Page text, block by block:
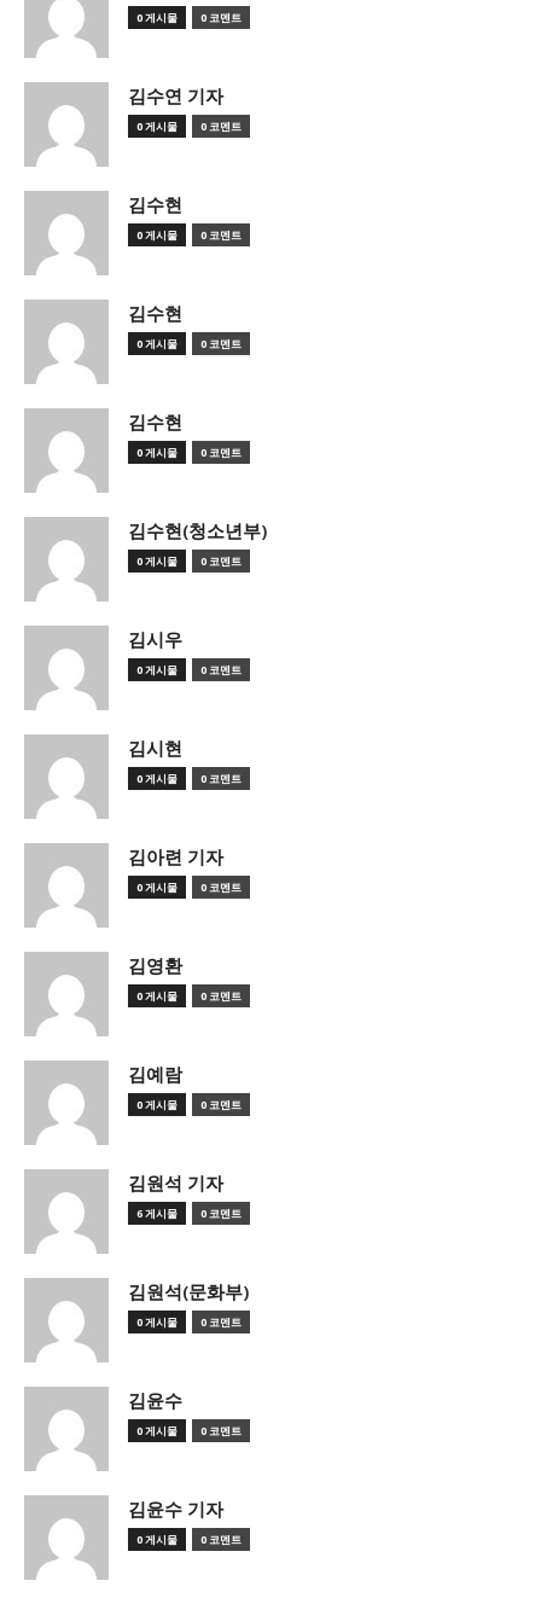
0 게시물 0 코멘트
김수연 기자
0 게시물 0 코멘트
김수현
0 게시물 0 코멘트
김수현
0 게시물 0 코멘트
김수현
0 게시물 0 코멘트
김수현(청소년부)
0 게시물 0 코멘트
김시우
0 게시물 0 코멘트
김시현
0 게시물 0 코멘트
김아련 기자
0 게시물 0 코멘트
김영환
0 게시물 0 코멘트
김예람
0 게시물 0 코멘트
김원석 기자
6 게시물 0 코멘트
김원석(문화부)
0 게시물 0 코멘트
김윤수
0 게시물 0 코멘트
김윤수 기자
0 게시물 0 코멘트